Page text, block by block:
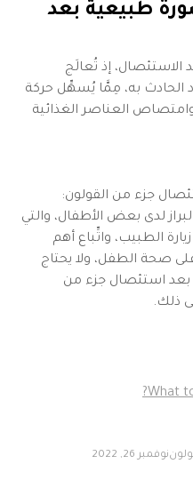
طبيعية بعد
إذ تُعالَج
الحادث به، مِمَّا يُسهِّل حركة
العناصر الغذائية
جزء من القولون:
لدى بعض الأطفال، والتي
الطبيب، واتِّباع أهم
صحة الطفل، ولا يحتاج
استئصال جزء من
ذلك.
What
نوفمبر 26, 2022